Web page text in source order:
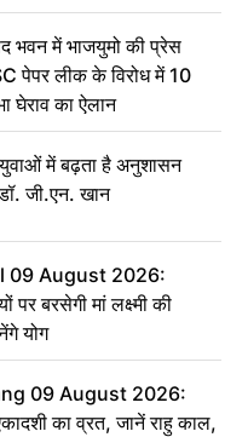
भवन में भाजयुमो की प्रेस
पेपर लीक के विरोध में 10
घेराव का ऐलान
में बढ़ता है अनुशासन
जी.एन. खान
09 August 2026:
पर बरसेगी मां लक्ष्मी की
योग
09 August 2026:
का व्रत, जानें राहु काल,